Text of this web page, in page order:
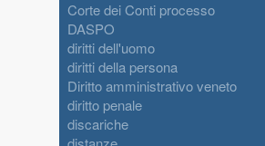
Corte dei Conti processo
DASPO
diritti dell'uomo
diritti della persona
Diritto amministrativo veneto
diritto penale
discariche